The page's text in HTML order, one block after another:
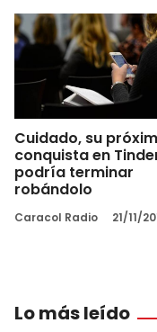
Cuidado, su
conquista en
podría terminar
robándolo
Caracol Radio 21/11/
Lo más leído